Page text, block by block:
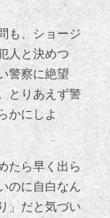
も、ショージ
人と決めつ
警察に絶望
とりあえず警
かにしよ
たら早く出ら
のに自白なん
」だと気づい